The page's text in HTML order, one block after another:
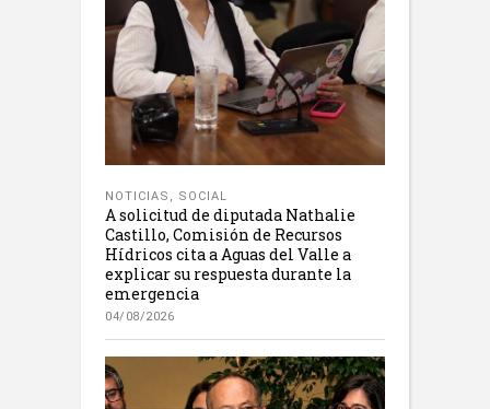
NOTICIAS , SOCIAL
A solicitud de diputada Nathalie
Castillo, Comisión de Recursos
Hídricos cita a Aguas del Valle a
explicar su respuesta durante la
emergencia
04/08/2026